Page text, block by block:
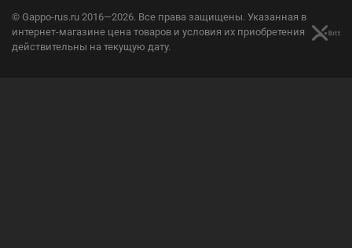
© Gappo-rus.ru 2016—2026. Все права защищены. Указанная в
интернет-магазине цена товаров и условия их приобретения
действительны на текущую дату.